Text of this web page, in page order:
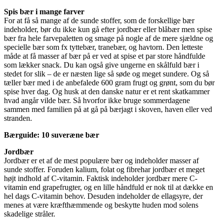
Spis bær i mange farver
For at få så mange af de sunde stoffer, som de forskellige bær
indeholder, bør du ikke kun gå efter jordbær eller blåbær men spise
bær fra hele farvepaletten og smage på nogle af de mere sjældne og
specielle bær som fx tyttebær, tranebær, og havtorn. Den letteste
måde at få masser af bær på er ved at spise et par store håndfulde
som lækker snack. Du kan også give ungerne en skålfuld bær i
stedet for slik – de er næsten lige så søde og meget sundere. Og så
tæller bær med i de anbefalede 600 gram frugt og grønt, som du bør
spise hver dag. Og husk at den danske natur er et rent skatkammer
hvad angår vilde bær. Så hvorfor ikke bruge sommerdagene
sammen med familien på at gå på bærjagt i skoven, haven eller ved
stranden.
Bærguide: 10 suveræne bær
Jordbær
Jordbær er et af de mest populære bær og indeholder masser af
sunde stoffer. Foruden kalium, folat og fibrehar jordbær et meget
højt indhold af C-vitamin. Faktisk indeholder jordbær mere C-
vitamin end grapefrugter, og en lille håndfuld er nok til at dække en
hel dags C-vitamin behov. Desuden indeholder de ellagsyre, der
menes at være kræfthæmmende og beskytte huden mod solens
skadelige stråler.